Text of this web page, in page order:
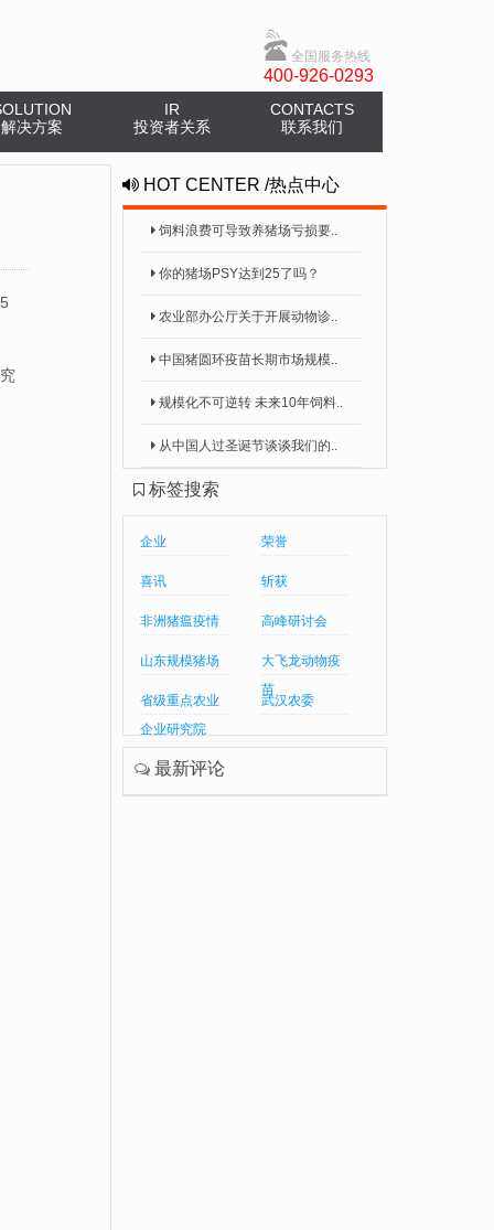
全国服务热线
400-926-0293
解决方案
IR
投资者关系
CONTACTS
联系我们
HOT CENTER /热点中心
饲料浪费可导致养猪场亏损要..
你的猪场PSY达到25了吗？
农业部办公厅关于开展动物诊..
中国猪圆环疫苗长期市场规模..
规模化不可逆转 未来10年饲料..
从中国人过圣诞节谈谈我们的..
标签搜索
企业 荣誉
喜讯 斩获
非洲猪瘟疫情 高峰研讨会
山东规模猪场
大飞龙动物疫
苗
省级重点农业
企业研究院
武汉农委
最新评论